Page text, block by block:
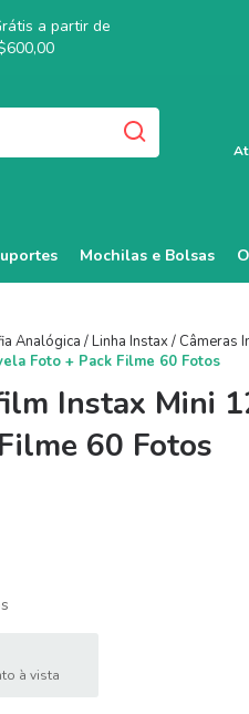
a partir de
Mochilas e Bolsas
Analógica /Linha Instax/ Câmeras
Foto + Pack Filme 60 Fotos
Instax Mini
60 Fotos
à vista